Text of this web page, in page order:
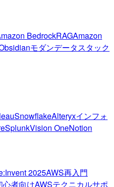
BedrockRAGAmazon
モダンデータスタック
SnowflakeAlteryxインフォ
SplunkVision OneNotion
2025AWS再入門
心者向けAWSテクニカルサポ